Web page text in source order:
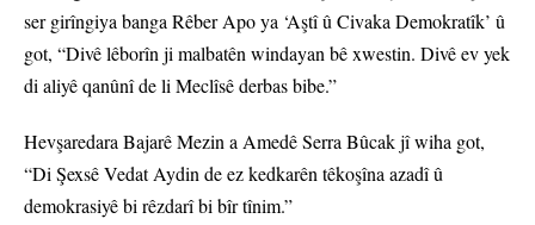
ser girîngiya banga Rêber Apo ya ‘Aştî û Civaka Demokratîk’ û
got, “Divê lêborîn ji malbatên windayan bê xwestin. Divê ev yek
di aliyê qanûnî de li Meclîsê derbas bibe.”
Hevşaredara Bajarê Mezin a Amedê Serra Bûcak jî wiha got,
“Di Şexsê Vedat Aydin de ez kedkarên têkoşîna azadî û
demokrasiyê bi rêzdarî bi bîr tînim.”